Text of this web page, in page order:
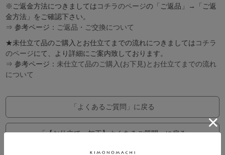
※ご返金方法につきましてはコチラのページの「ご返品」→「ご返
金方法」をご確認下さい。
⇒ 参考ページ： ご返品・ご交換について
★未仕立て品のご購入とお仕立てまでの流れにつきましてはコチラ
のページにて、より詳細にご案内致しております。
⇒ 参考ページ： 未仕立て品のご購入(お下見)とお仕立てまでの流れ
について
「よくあるご質問」に戻る
「【お仕立て・加工】よくあるご質問」に戻る